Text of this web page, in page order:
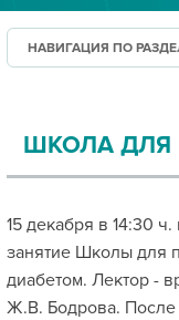
ПАЦИЕНТУ
ПРАВОВАЯ
НАВИГАЦИЯ ПО
ШКОЛА ДЛЯ
15 декабря в 14:30
занятие Школы для
диабетом. Лектор -
Ж.В. Бодрова. После